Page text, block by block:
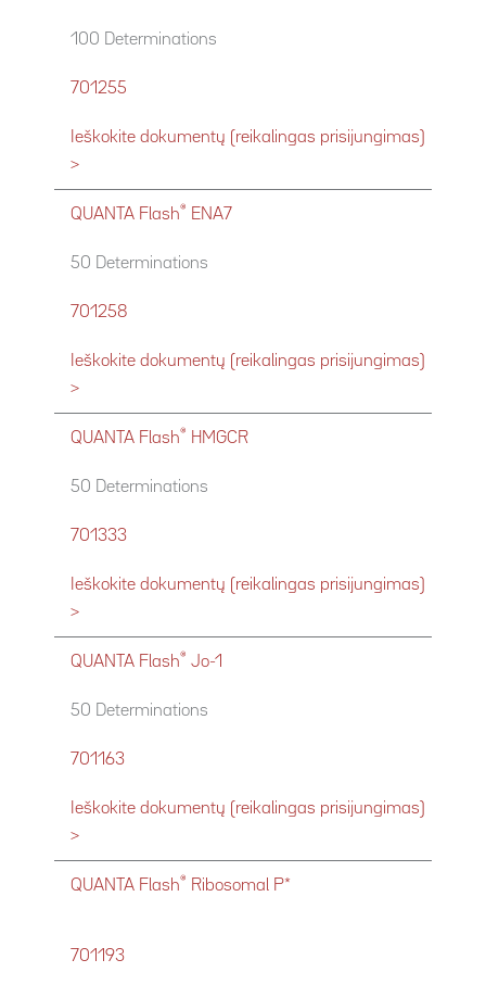
100 Determinations
701255
Ieškokite dokumentų (reikalingas prisijungimas)
>
QUANTA Flash® ENA7
50 Determinations
701258
Ieškokite dokumentų (reikalingas prisijungimas)
>
QUANTA Flash® HMGCR
50 Determinations
701333
Ieškokite dokumentų (reikalingas prisijungimas)
>
QUANTA Flash® Jo-1
50 Determinations
701163
Ieškokite dokumentų (reikalingas prisijungimas)
>
QUANTA Flash® Ribosomal P*
701193